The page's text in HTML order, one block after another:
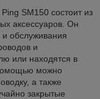
SM150 состоит из
аксессуаров. Он
и обслуживания
и
или находятся в
можно
а также
закрытые